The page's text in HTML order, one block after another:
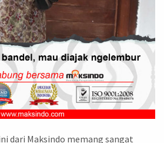
dari Maksindo memang sangat